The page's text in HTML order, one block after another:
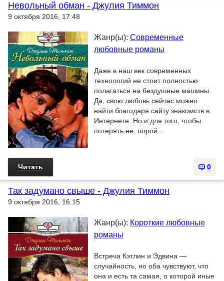
Невольный обман - Джулия Тиммон
9 октября 2016, 17:48
Жанр(ы): Современные
любовные романы
Даже в наш век современных
технологий не стоит полностью
полагаться на бездушные машины.
Да, свою любовь сейчас можно
найти благодаря сайту знакомств в
Интернете. Но и для того, чтобы
потерять ее, порой...
0
Читать
Так задумано свыше - Джулия Тиммон
9 октября 2016, 16:15
Жанр(ы): Короткие любовные
романы
Встреча Кэтлин и Эдвина —
случайность, но оба чувствуют, что
она и есть та самая, о которой иные